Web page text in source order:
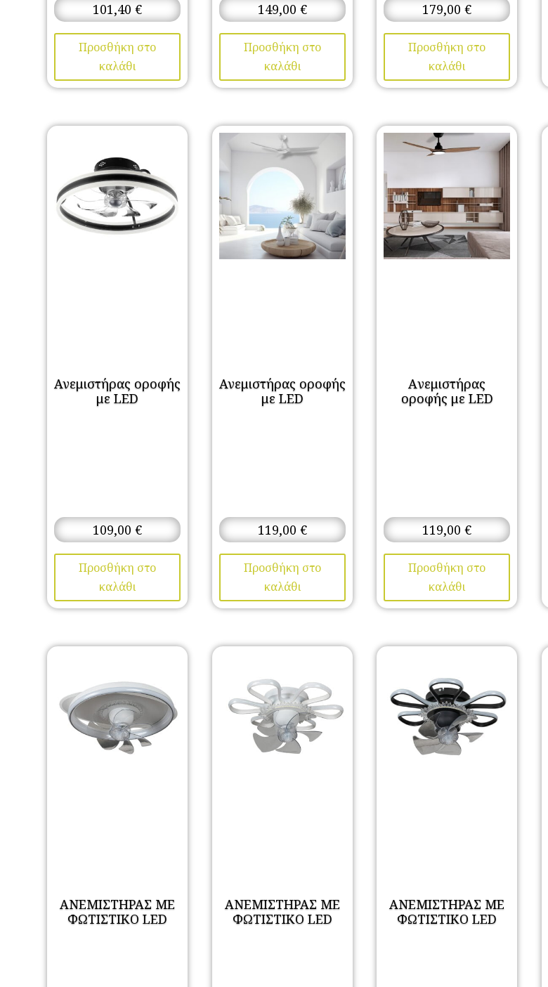
101,40€
Προσθήκη στο
καλάθι
149,00 €
Προσθήκη στο
καλάθι
179,00€
Προσθήκη στο
καλάθι
Ανεμιστήρας οροφής
με LED
109,00€
Προσθήκη στο
καλάθι
Ανεμιστήρας οροφής
με LED
119,00 €
Προσθήκη στο
καλάθι
Aνεμιστήρας
οροφής με LED
119,00€
Προσθήκη στο
καλάθι
ΑΝΕΜΙΣΤΗΡΑΣ ΜΕ
ΦΩΤΙΣΤΙΚΟ LED
ΑΝΕΜΙΣΤΗΡΑΣ ΜΕ
ΦΩΤΙΣΤΙΚΟ LED
ΑΝΕΜΙΣΤΗΡΑΣ ΜΕ
ΦΩΤΙΣΤΙΚΟ LED